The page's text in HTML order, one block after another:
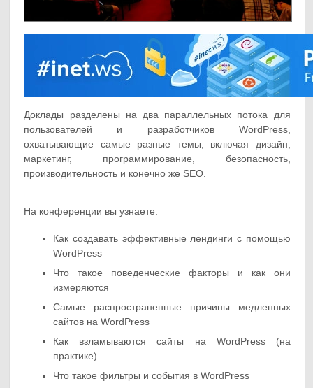
Доклады разделены на два параллельных потока для
пользователей и разработчиков WordPress,
охватывающие самые разные темы, включая дизайн,
маркетинг, программирование, безопасность,
производительность и конечно же SEO.
На конференции вы узнаете:
Как создавать эффективные лендинги с помощью
WordPress
Что такое поведенческие факторы и как они
измеряются
Самые распространенные причины медленных
сайтов на WordPress
Как взламываются сайты на WordPress (на
практике)
Что такое фильтры и события в WordPress